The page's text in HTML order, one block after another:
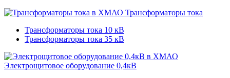
Трансформаторы тока
Трансформаторы тока 10 кВ
Трансформаторы тока 35 кВ
Электрощитовое оборудование 0,4кВ